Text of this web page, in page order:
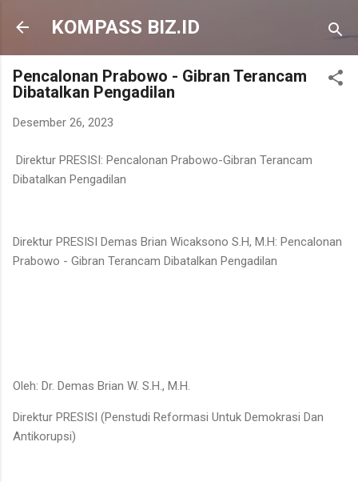
Langsung ke konten utama
KOMPASS BIZ.ID
Pencalonan Prabowo - Gibran Terancam
Dibatalkan Pengadilan
Desember 26, 2023
Direktur PRESISI: Pencalonan Prabowo-Gibran Terancam
Dibatalkan Pengadilan
Direktur PRESISI Demas Brian Wicaksono S.H, M.H: Pencalonan
Prabowo - Gibran Terancam Dibatalkan Pengadilan
Oleh: Dr. Demas Brian W. S.H., M.H.
Direktur PRESISI (Penstudi Reformasi Untuk Demokrasi Dan
Antikorupsi)